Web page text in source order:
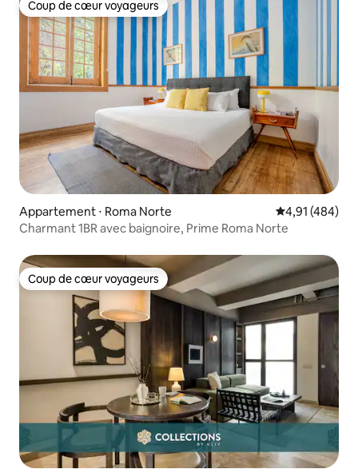
Coup de cœur voyageurs
Coup de cœur voyageurs
Appartement ⋅ Roma Norte Évaluation
4,91 (484)
Charmant 1BR avec baignoire, Prime Roma Norte
Coup de cœur voyageurs
Coup de cœur voyageurs